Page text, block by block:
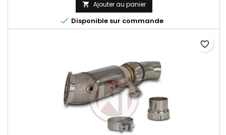
 Ajouter au panier
 Disponible sur commande
favorite_border